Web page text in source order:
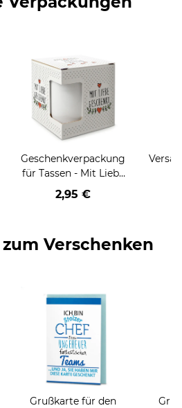
Geschenkverpackung
für Tassen - Mit Liebe
geschenkt
2,95 €
Verschenken
Grußkarte für den